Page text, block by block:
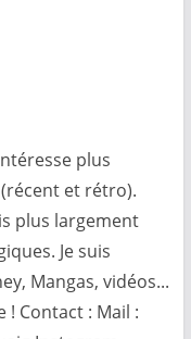
plus
et rétro).
plus largement
Je suis
Mangas, vidéos...
! Contact : Mail :